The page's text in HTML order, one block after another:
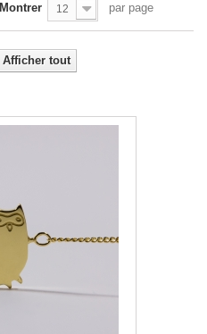
Montrer 12 par page
Afficher tout